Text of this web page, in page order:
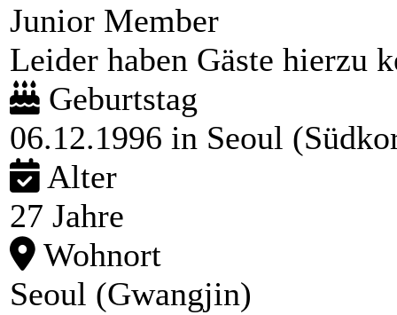
Junior Member
Leider haben Gäste hierzu
Geburtstag
06.12.1996 in Seoul
Alter
27 Jahre
Wohnort
Seoul (Gwangjin)